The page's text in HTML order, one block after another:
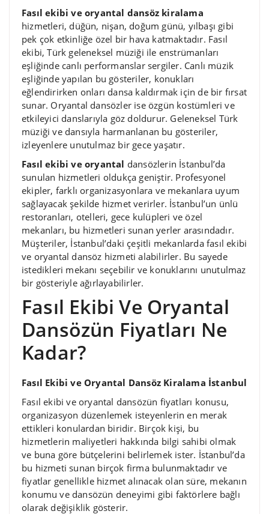
Fasıl ekibi ve oryantal dansöz kiralama
hizmetleri, düğün, nişan, doğum günü, yılbaşı gibi
pek çok etkinliğe özel bir hava katmaktadır. Fasıl
ekibi, Türk geleneksel müziği ile enstrümanları
eşliğinde canlı performanslar sergiler. Canlı müzik
eşliğinde yapılan bu gösteriler, konukları
eğlendirirken onları dansa kaldırmak için de bir fırsat
sunar. Oryantal dansözler ise özgün kostümleri ve
etkileyici danslarıyla göz doldurur. Geleneksel Türk
müziği ve dansıyla harmanlanan bu gösteriler,
izleyenlere unutulmaz bir gece yaşatır.
Fasıl ekibi ve oryantal dansözlerin İstanbul’da
sunulan hizmetleri oldukça geniştir. Profesyonel
ekipler, farklı organizasyonlara ve mekanlara uyum
sağlayacak şekilde hizmet verirler. İstanbul’un ünlü
restoranları, otelleri, gece kulüpleri ve özel
mekanları, bu hizmetleri sunan yerler arasındadır.
Müşteriler, İstanbul’daki çeşitli mekanlarda fasıl ekibi
ve oryantal dansöz hizmeti alabilirler. Bu sayede
istedikleri mekanı seçebilir ve konuklarını unutulmaz
bir gösteriyle ağırlayabilirler.
Fasıl Ekibi Ve Oryantal
Dansözün Fiyatları Ne
Kadar?
Fasıl Ekibi ve Oryantal Dansöz Kiralama İstanbul
Fasıl ekibi ve oryantal dansözün fiyatları konusu,
organizasyon düzenlemek isteyenlerin en merak
ettikleri konulardan biridir. Birçok kişi, bu
hizmetlerin maliyetleri hakkında bilgi sahibi olmak
ve buna göre bütçelerini belirlemek ister. İstanbul’da
bu hizmeti sunan birçok firma bulunmaktadır ve
fiyatlar genellikle hizmet alınacak olan süre, mekanın
konumu ve dansözün deneyimi gibi faktörlere bağlı
olarak değişiklik gösterir.